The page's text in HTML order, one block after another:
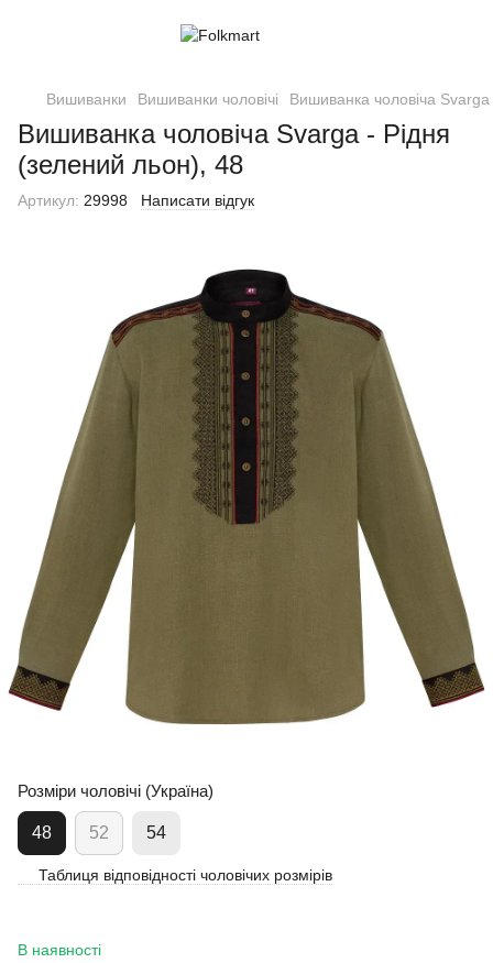
Вишиванки Вишиванки чоловічі Вишиванка чоловіча
Вишиванка чоловіча Svarga - Рідня
(зелений льон), 48
Артикул: 29998 Написати відгук
Розміри чоловічі (Україна)
48 52 54
Таблиця відповідності чоловічих розмірів
В наявності